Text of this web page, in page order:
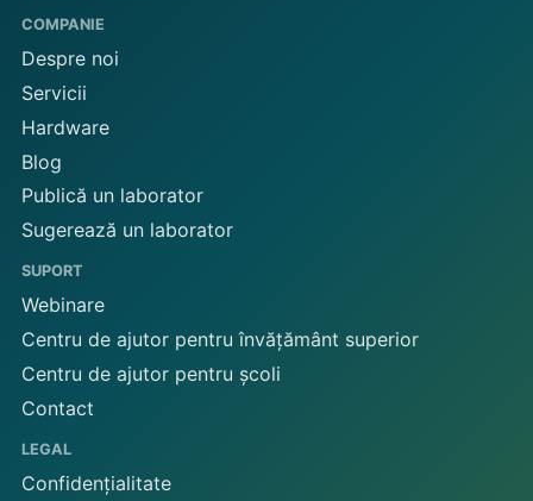
COMPANIE
Despre noi
Servicii
Hardware
Blog
Publică un laborator
Sugerează un laborator
SUPORT
Webinare
Centru de ajutor pentru învățământ superior
Centru de ajutor pentru școli
Contact
LEGAL
Confidențialitate